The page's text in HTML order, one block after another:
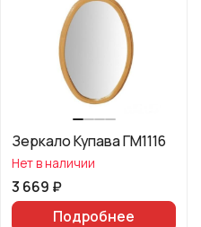
Зеркало Купава ГМ1116
Нет в наличии
3 669 ₽
Подробнее